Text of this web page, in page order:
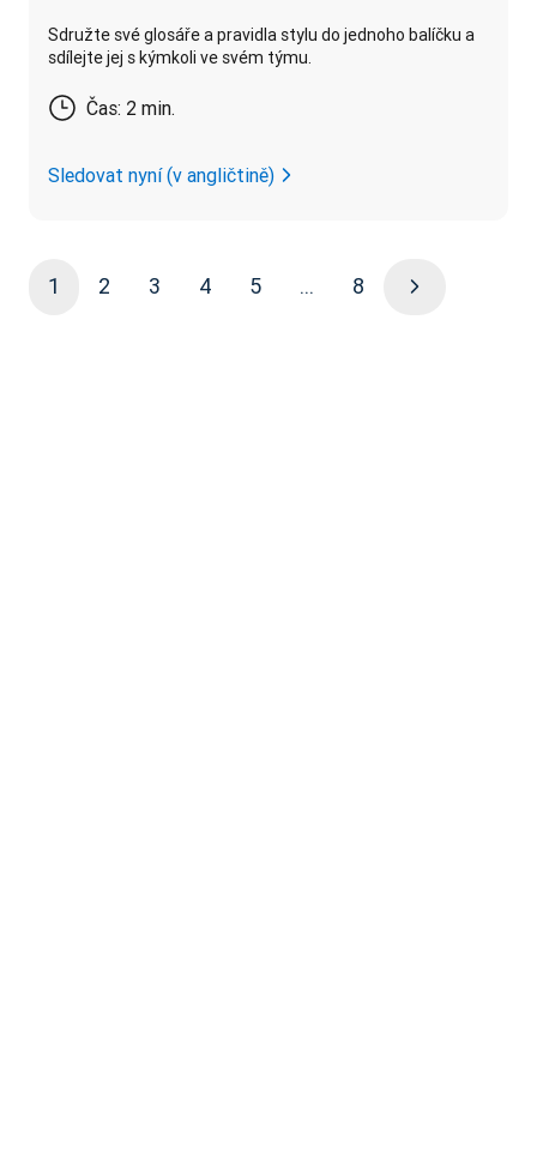
Sdružte své glosáře a pravidla stylu do jednoho balíčku a
sdílejte jej s kýmkoli ve svém týmu.
Čas: 2 min.
Sledovat nyní (v angličtině)
1 2 3 4 5 ... 8